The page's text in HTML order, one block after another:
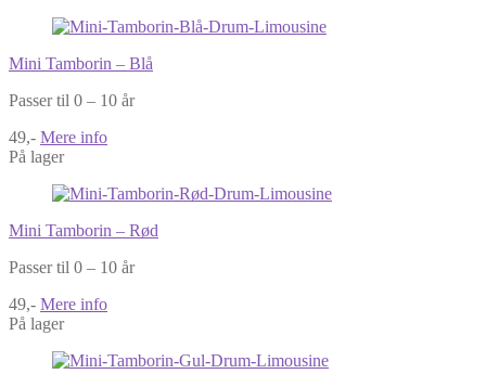
Mini Tamborin – Blå
Passer til 0 – 10 år
49,- Mere info
På lager
Mini Tamborin – Rød
Passer til 0 – 10 år
49,- Mere info
På lager